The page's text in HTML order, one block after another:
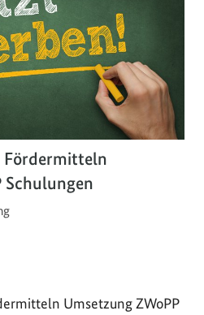
Fördermitteln
Schulungen
Umsetzung ZWoPP